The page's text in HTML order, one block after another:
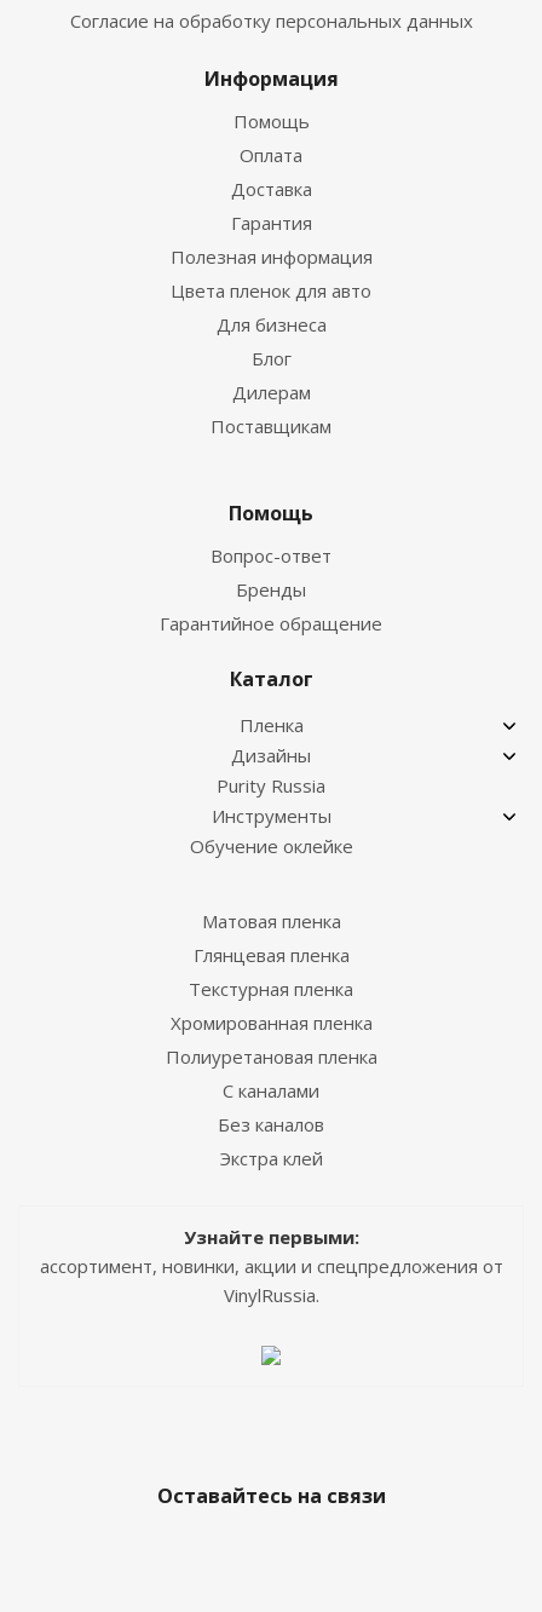
Согласие на обработку персональных данных
Информация
Помощь
Оплата
Доставка
Гарантия
Полезная информация
Цвета пленок для авто
Для бизнеса
Блог
Дилерам
Поставщикам
Помощь
Вопрос-ответ
Бренды
Гарантийное обращение
Каталог
Пленка
Дизайны
Purity Russia
Инструменты
Обучение оклейке
Матовая пленка
Глянцевая пленка
Текстурная пленка
Хромированная пленка
Полиуретановая пленка
С каналами
Без каналов
Экстра клей
Узнайте первыми:
ассортимент, новинки, акции и спецпредложения от
VinylRussia.
Оставайтесь на связи